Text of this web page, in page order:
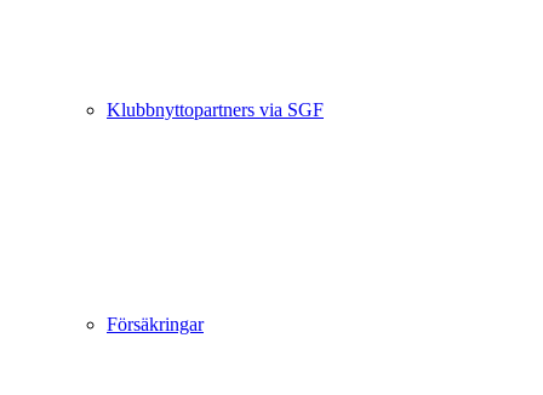
Klubbnyttopartners via SGF
Försäkringar